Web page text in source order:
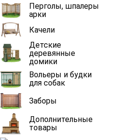
Перголы, шпалеры
арки
Качели
Детские
деревянные
домики
Вольеры и будки
для собак
Заборы
Дополнительные
товары